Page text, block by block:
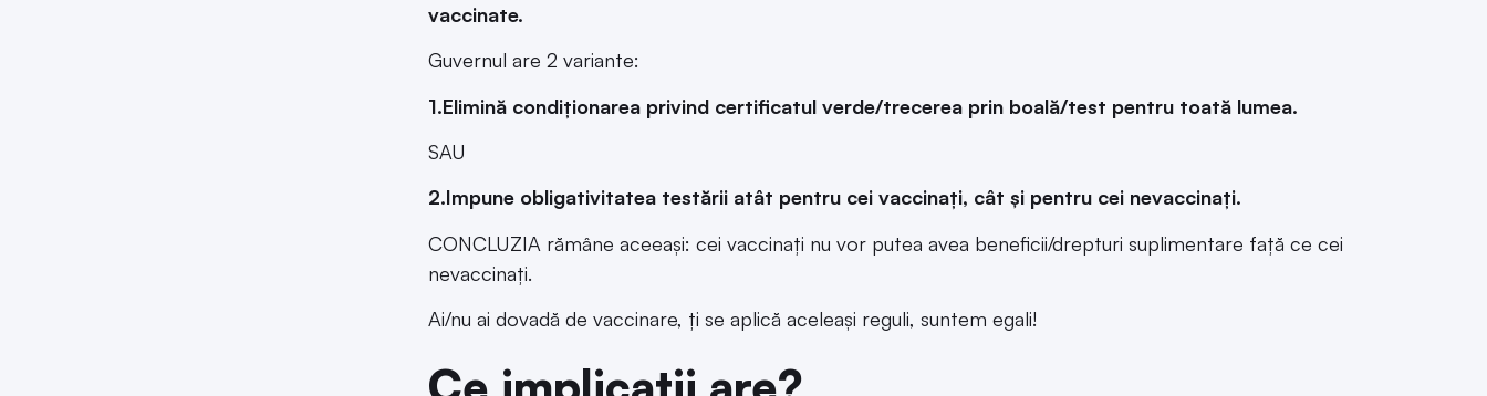
vaccinate.
Guvernul are 2 variante:
1.Elimină condiționarea privind certificatul verde/trecerea prin boală/test pentru toată lumea.
SAU
2.Impune obligativitatea testării atât pentru cei vaccinați, cât și pentru cei nevaccinați.
CONCLUZIA rămâne aceeași: cei vaccinați nu vor putea avea beneficii/drepturi suplimentare față ce cei
nevaccinați.
Ai/nu ai dovadă de vaccinare, ți se aplică aceleași reguli, suntem egali!